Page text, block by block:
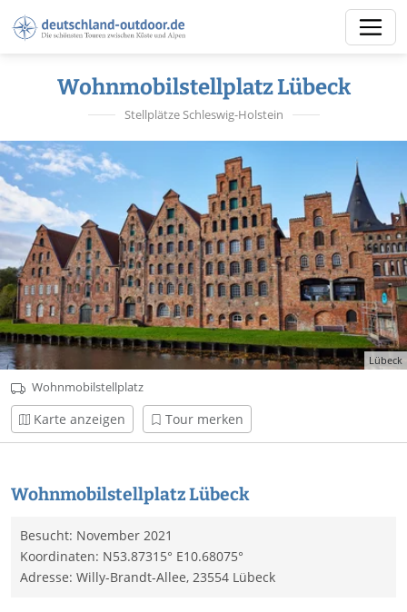
Wohnmobilstellplatz Lübeck
Stellplätze Schleswig-Holstein
Lübeck
Wohnmobilstellplatz
Karte anzeigen Tour merken
Wohnmobilstellplatz Lübeck
Besucht: November 2021
Koordinaten: N53.87315° E10.68075°
Adresse: Willy-Brandt-Allee, 23554 Lübeck